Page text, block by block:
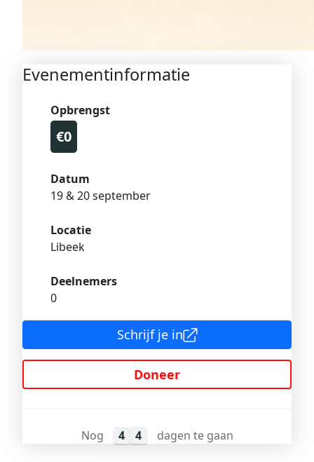
Evenementinformatie
Opbrengst
€0
Datum
19 & 20 september
Locatie
Libeek
Deelnemers
0
Schrijf je in
Doneer
Nog 4 4 dagen te gaan